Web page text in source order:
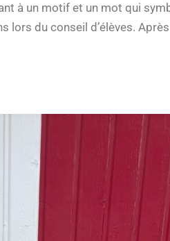
à un motif et un mot qui
du conseil d’élèves.